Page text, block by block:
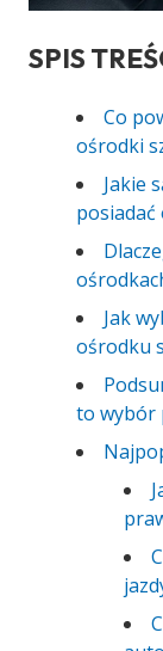
SPIS
Co
ośrodki
Jakie
Jak
ośrodku
to wybór